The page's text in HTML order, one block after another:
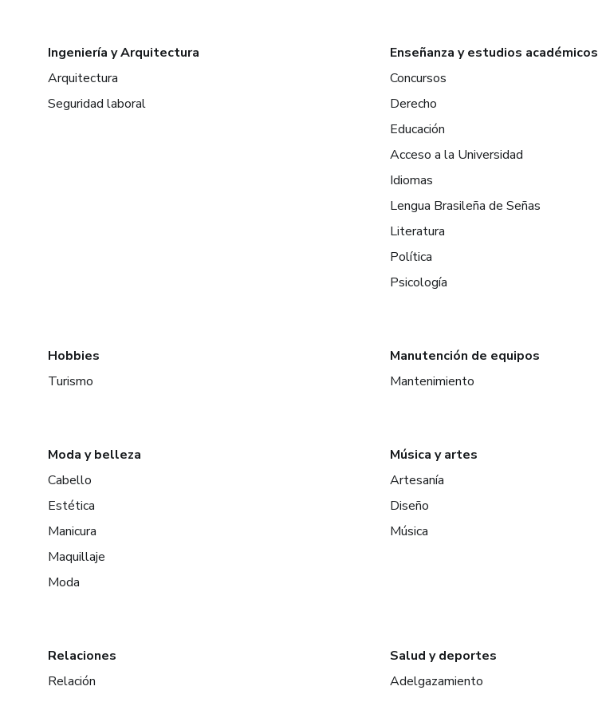
Ingeniería y Arquitectura
Arquitectura
Seguridad laboral
Enseñanza y estudios académicos
Concursos
Derecho
Educación
Acceso a la Universidad
Idiomas
Lengua Brasileña de Señas
Literatura
Política
Psicología
Hobbies
Turismo
Manutención de equipos
Mantenimiento
Moda y belleza
Cabello
Estética
Manicura
Maquillaje
Moda
Música y artes
Artesanía
Diseño
Música
Relaciones
Relación
Salud y deportes
Adelgazamiento